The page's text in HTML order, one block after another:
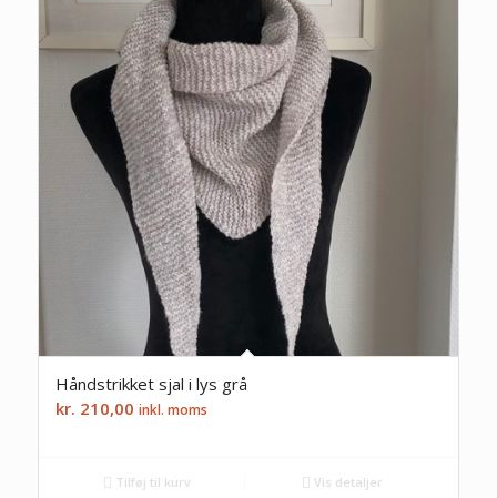
Håndstrikket sjal i lys grå
kr. 210,00 inkl. moms
Tilføj til kurv Vis detaljer